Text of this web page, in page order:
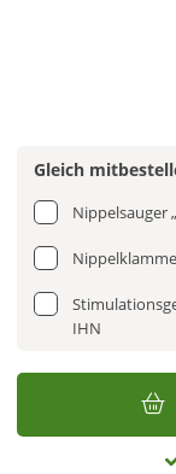
Gleich
Nippelsauger
IHN